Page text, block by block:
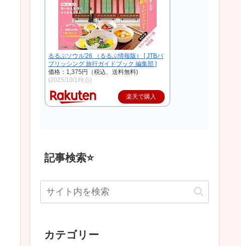
るるぶソウル'26 （るるぶ情報版） [ JTBパ
ブリッシング 旅行ガイドブック 編集部 ]
価格：1,375円（税込、送料無料)
(2025/10/1時点)
楽天で購入
記事検索⭐
カテゴリー